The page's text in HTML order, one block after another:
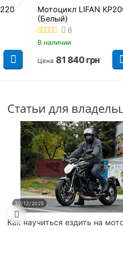
Мотоцикл Shineray
XY250GY-6C Light
Желто-синий
9
В наличии
70 400 грн
Статьи для
30/12/2025
Как научиться ездить на